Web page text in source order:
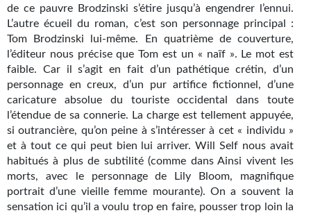
Les critiques
Le blog
Le prix des lecteurs
GOODIES
Goodies Gotland
Tirages d’art Une Heure-Lumière
PLUS
de ce pauvre Brodzinski s’étire jusqu’à engendrer l’ennui.
L’autre écueil du roman, c’est son personnage principal :
Tom Brodzinski lui-même. En quatrième de couverture,
l’éditeur nous précise que Tom est un « naïf ». Le mot est
faible. Car il s’agit en fait d’un pathétique crétin, d’un
personnage en creux, d’un pur artifice fictionnel, d’une
caricature absolue du touriste occidental dans toute
l’étendue de sa connerie. La charge est tellement appuyée,
si outrancière, qu’on peine à s’intéresser à cet « individu »
et à tout ce qui peut bien lui arriver. Will Self nous avait
habitués à plus de subtilité (comme dans Ainsi vivent les
morts, avec le personnage de Lily Bloom, magnifique
portrait d’une vieille femme mourante). On a souvent la
sensation ici qu’il a voulu trop en faire, pousser trop loin la